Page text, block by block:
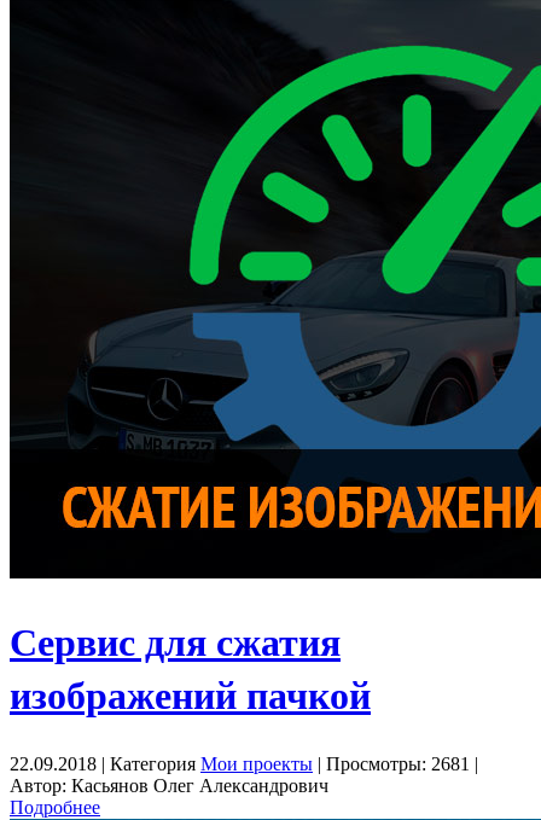
Сервис для сжатия
изображений пачкой
22.09.2018 | Категория Мои проекты | Просмотры: 2681 |
Автор: Касьянов Олег Александрович
Подробнее